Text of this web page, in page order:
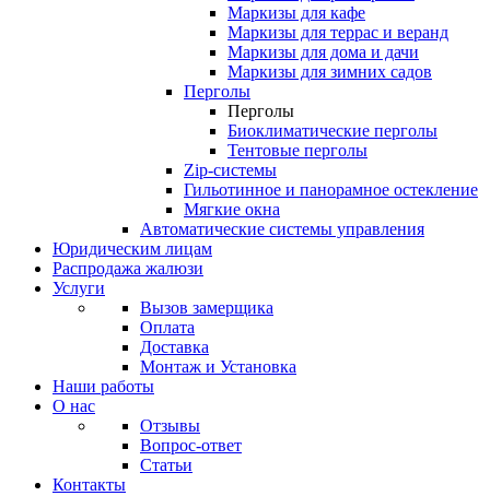
Маркизы для кафе
Маркизы для террас и веранд
Маркизы для дома и дачи
Маркизы для зимних садов
Перголы
Перголы
Биоклиматические перголы
Тентовые перголы
Zip-системы
Гильотинное и панорамное остекление
Мягкие окна
Автоматические системы управления
Юридическим лицам
Распродажа жалюзи
Услуги
Вызов замерщика
Оплата
Доставка
Монтаж и Установка
Наши работы
О нас
Отзывы
Вопрос-ответ
Статьи
Контакты